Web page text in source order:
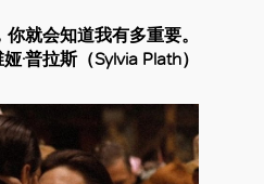
你就会知道我有多重要。
·普拉斯（Sylvia Plath）